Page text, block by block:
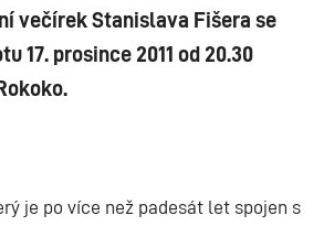
večírek Stanislava Fišera se
17. prosince 2011 od 20.30
je po více než padesát let spojen s